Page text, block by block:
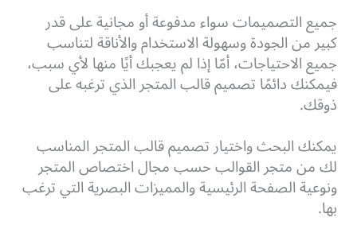
جميع التصميمات سواء مدفوعة أو مجانية على قدر
كبير من الجودة وسهولة الاستخدام والأناقة لتناسب
جميع الاحتياجات، أمّا إذا لم يعجبك أيًا منها لأي سبب،
فيمكنك دائمًا تصميم قالب المتجر الذي ترغبه على
ذوقك.
يمكنك البحث واختيار تصميم قالب المتجر المناسب
لك من متجر القوالب حسب مجال اختصاص المتجر
ونوعية الصفحة الرئيسية والمميزات البصرية التي ترغب
بها.